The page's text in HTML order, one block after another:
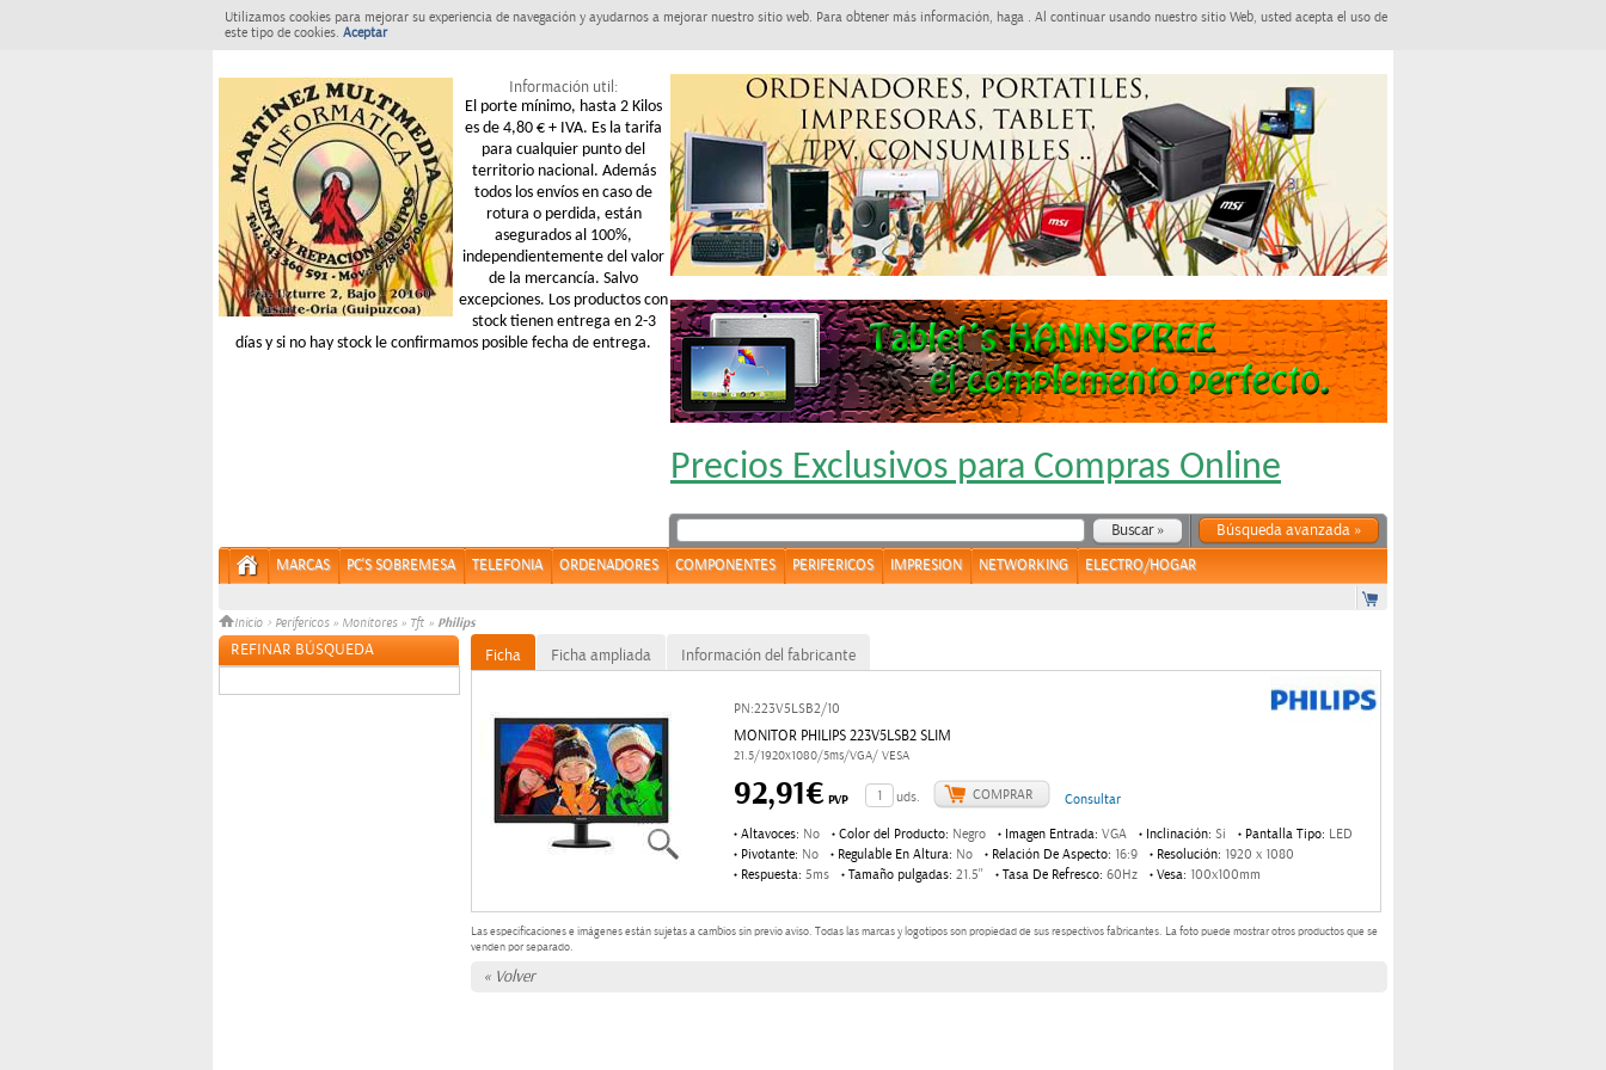
Utilizamos cookies para mejorar su experiencia de navegación y ayudarnos a mejorar nuestro sitio web. Para obtener más información, haga . Al continuar usando nuestro sitio Web, usted acepta el uso de
este tipo de cookies. Aceptar
Información util:
El porte mínimo, hasta 2 Kilos
es de 4,80 € + IVA. Es la tarifa
para cualquier punto del
territorio nacional. Además
todos los envíos en caso de
rotura o perdida, están
asegurados al 100%,
independientemente del valor
de la mercancía. Salvo
excepciones. Los productos con
stock tienen entrega en 2-3
días y si no hay stock le confirmamos posible fecha de entrega.
Precios Exclusivos para Compras Online
Búsqueda avanzada »
MARCAS PC'S SOBREMESA TELEFONIA ORDENADORES COMPONENTES PERIFERICOS IMPRESION NETWORKING ELECTRO/HOGAR
Inicio > Perifericos » Monitores » Tft » Philips
REFINAR BÚSQUEDA
Ficha Ficha ampliada Información del fabricante
PN:223V5LSB2/10
MONITOR PHILIPS 223V5LSB2 SLIM
21.5/1920x1080/5ms/VGA/ VESA
92,91€PVP uds. COMPRAR Consultar
● Altavoces: No ● Color del Producto: Negro ● Imagen Entrada: VGA ● Inclinación: Si ● Pantalla Tipo: LED
● Pivotante: No ● Regulable En Altura: No ● Relación De Aspecto: 16:9 ● Resolución: 1920 x 1080
● Respuesta: 5ms ● Tamaño pulgadas: 21.5'' ● Tasa De Refresco: 60Hz ● Vesa: 100x100mm
Las especificaciones e imágenes están sujetas a cambios sin previo aviso. Todas las marcas y logotipos son propiedad de sus respectivos fabricantes. La foto puede mostrar otros productos que se
venden por separado.
« Volver